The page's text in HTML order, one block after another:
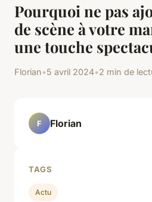
Pourquoi ne pas
de scène à votre
une touche
Florian•5 avril 2024•2 min de
F Florian
TAGS
Actu